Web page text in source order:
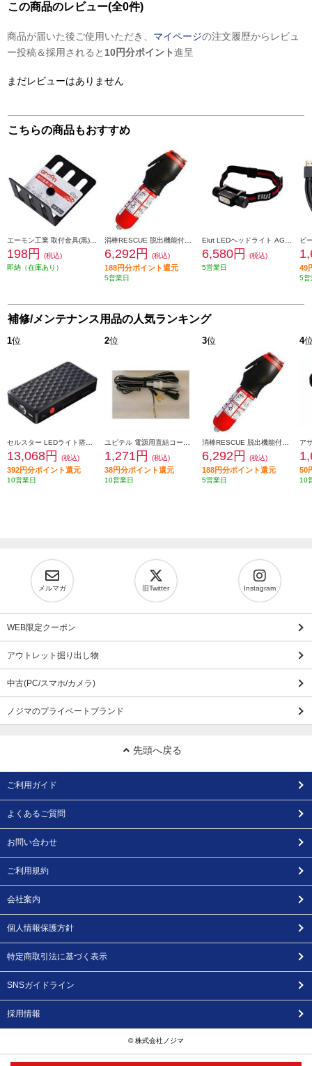
この商品のレビュー(全0件)
商品が届いた後ご使用いただき、 マイページの注文履歴からレビュ
ー投稿＆採用されると 10円分ポイント進呈
まだレビューはありません
こちらの商品もおすすめ
198円
(税込)
即納（在庫あり）
6,292円 (税込)
188円分ポイント還元
5営業日
6,580円
(税込)
5営業日
49
5営
補修/メンテナンス用品の人気ランキング
1位
13,068円 (税込)
392円分ポイント還元
10営業日
2位
1,271円 (税込)
38円分ポイント還元
10営業日
3位
6,292円 (税込)
188円分ポイント還元
5営業日
4
50
10
メルマガ 旧Twitter Instagram
WEB限定クーポン
アウトレット掘り出し物
中古(PC/スマホ/カメラ)
ノジマのプライベートブランド
先頭へ戻る
ご利用ガイド
よくあるご質問
お問い合わせ
ご利用規約
会社案内
個人情報保護方針
特定商取引法に基づく表示
SNSガイドライン
採用情報
© 株式会社ノジマ